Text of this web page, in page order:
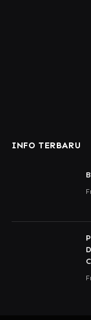
INFO TERBARU